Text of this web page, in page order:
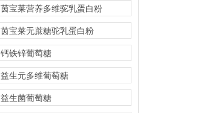
茵宝莱营养多维驼乳蛋白粉
茵宝莱无蔗糖驼乳蛋白粉
钙铁锌葡萄糖
益生元多维葡萄糖
益生菌葡萄糖